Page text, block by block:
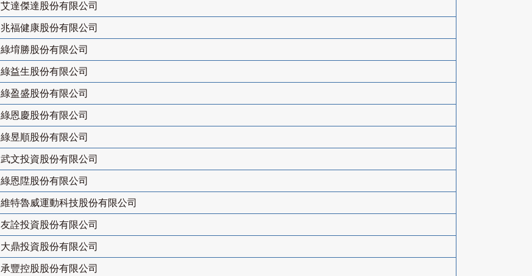
艾達傑達股份有限公司
兆福健康股份有限公司
綠堉勝股份有限公司
綠益生股份有限公司
綠盈盛股份有限公司
綠恩慶股份有限公司
綠昱順股份有限公司
武文投資股份有限公司
綠恩陞股份有限公司
維特魯威運動科技股份有限公司
友詮投資股份有限公司
大鼎投資股份有限公司
承豐控股股份有限公司